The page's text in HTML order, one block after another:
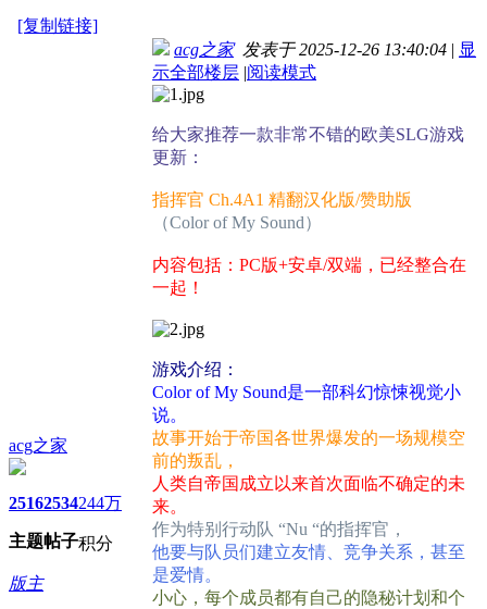
[复制链接]
acg之家
2516
主题
2534
帖子
244万
积分
版主
acg之家发表于 2025-12-26 13:40:04 | 显
示全部楼层 |阅读模式
给大家推荐一款非常不错的欧美SLG游戏
更新：
指挥官 Ch.4A1 精翻汉化版/赞助版
（Color of My Sound）
内容包括：PC版+安卓/双端，已经整合在
一起！
游戏介绍：
Color of My Sound是一部科幻惊悚视觉小
说。
故事开始于帝国各世界爆发的一场规模空
前的叛乱，
人类自帝国成立以来首次面临不确定的未
来。
作为特别行动队 “Nu “的指挥官，
他要与队员们建立友情、竞争关系，甚至
是爱情。
小心，每个成员都有自己的隐秘计划和个